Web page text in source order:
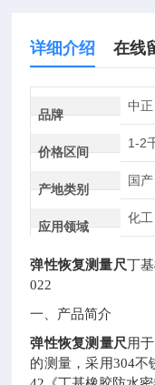
详细介绍 在线
品牌
中正
价格区间
1-2
产地类别
国产
应用领域
化工
弹性恢复测量尺丁
022
一、产品简介
弹性恢复测量尺 用
的测量，采用304不